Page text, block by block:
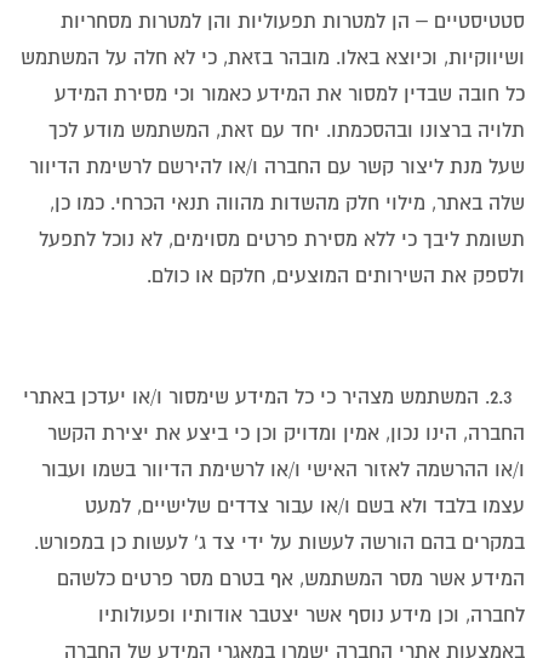
סטטיסטיים – הן למטרות תפעוליות והן למטרות מסחריות
ושיווקיות, וכיוצא באלו. מובהר בזאת, כי לא חלה על המשתמש
כל חובה שבדין למסור את המידע כאמור וכי מסירת המידע
תלויה ברצונו ובהסכמתו. יחד עם זאת, המשתמש מודע לכך
שעל מנת ליצור קשר עם החברה ו/או להירשם לרשימת הדיוור
שלה באתר, מילוי חלק מהשדות מהווה תנאי הכרחי. כמו כן,
תשומת ליבך כי ללא מסירת פרטים מסוימים, לא נוכל לתפעל
ולספק את השירותים המוצעים, חלקם או כולם.
2.3. המשתמש מצהיר כי כל המידע שימסור ו/או יעדכן באתרי
החברה, הינו נכון, אמין ומדויק וכן כי ביצע את יצירת הקשר
ו/או ההרשמה לאזור האישי ו/או לרשימת הדיוור בשמו ועבור
עצמו בלבד ולא בשם ו/או עבור צדדים שלישיים, למעט
במקרים בהם הורשה לעשות על ידי צד ג' לעשות כן במפורש.
המידע אשר מסר המשתמש, אף בטרם מסר פרטים כלשהם
לחברה, וכן מידע נוסף אשר יצטבר אודותיו ופעולותיו
באמצעות אתרי החברה ישמרו במאגרי המידע של החברה